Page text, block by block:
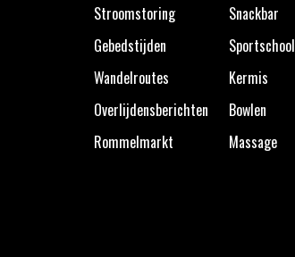
Stroomstoring
Gebedstijden
Wandelroutes
Overlijdensberichten
Rommelmarkt
Snackbar
Sportschool
Kermis
Bowlen
Massage